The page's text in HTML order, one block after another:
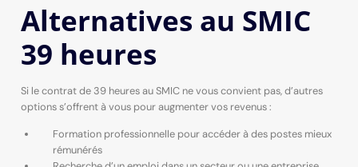
Alternatives au SMIC
39 heures
Si le contrat de 39 heures au SMIC ne vous convient pas, d’autres
options s’offrent à vous pour augmenter vos revenus :
Formation professionnelle pour accéder à des postes mieux
rémunérés